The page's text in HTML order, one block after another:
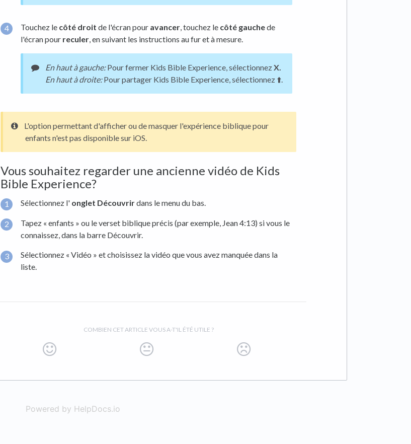
Touchez le côté droit de l'écran pour avancer , touchez le côté gauchede
l'écran pour reculer , en suivant les instructions au fur et à mesure.
En haut à gauche:Pour fermer Kids Bible Experience, sélectionnezX.
En haut à droite:Pour partager Kids Bible Experience, sélectionnez ⬆️.
L'option permettant d'afficher ou de masquer l'expérience biblique pour
enfants n'est pas disponible sur iOS.
Vous souhaitez regarder une ancienne vidéo de Kids
Bible Experience?
Sélectionnez l' onglet Découvrirdans le menu du bas.
Tapez « enfants » ou le verset biblique précis (par exemple, Jean 4:13) si vous le
connaissez, dans la barre Découvrir.
Sélectionnez « Vidéo » et choisissez la vidéo que vous avez manquée dans la
liste.
COMBIEN CET ARTICLE VOUS A-T'IL ÉTÉ UTILE ?
Powered by HelpDocs.io